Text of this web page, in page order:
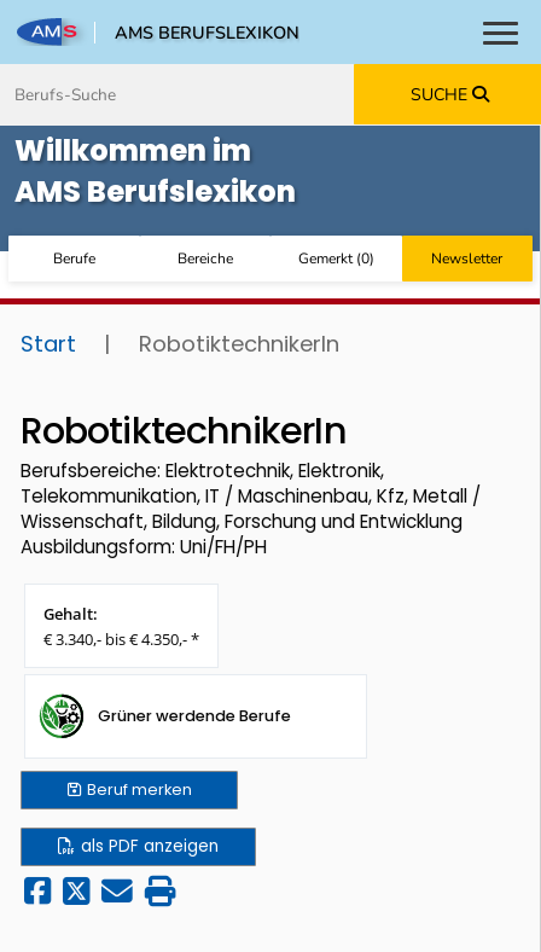
AMS BERUFSLEXIKON
SUCHE
Willkommen im
AMS Berufslexikon
Berufe Bereiche Gemerkt(0) Newsletter
Start | RobotiktechnikerIn
RobotiktechnikerIn
Berufsbereiche: Elektrotechnik, Elektronik,
Telekommunikation, IT / Maschinenbau, Kfz, Metall /
Wissenschaft, Bildung, Forschung und Entwicklung
Ausbildungsform: Uni/FH/PH
Gehalt:
€ 3.340,- bis € 4.350,- *
Grüner werdende Berufe
Berufmerken
als PDF anzeigen